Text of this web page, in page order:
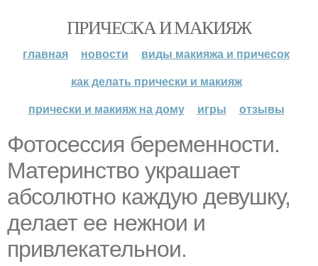
ПРИЧЕСКА И МАКИЯЖ
главная новости
виды макияжа и причесок
как делать прически и макияж
прически и макияж на дому
игры отзывы
Фотосессия беременности.
Материнство украшает
абсолютно каждую девушку,
делает ее нежнои и
привлекательнои.